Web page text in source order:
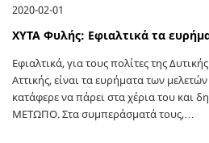
2020-02-01
ΧΥΤΑ Φυλής: Εφιαλτικά τα
Εφιαλτικά, για τους πολίτες της
Αττικής, είναι τα ευρήματα των
κατάφερε να πάρει στα χέρια του και
ΜΕΤΩΠΟ. Στα συμπεράσματά τους,…